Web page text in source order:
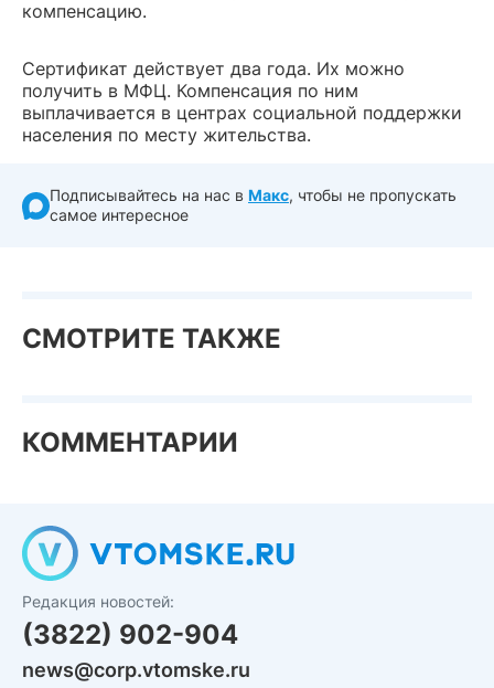
компенсацию.
Сертификат действует два года. Их можно
получить в МФЦ. Компенсация по ним
выплачивается в центрах социальной поддержки
населения по месту жительства.
Подписывайтесь на нас в Макс, чтобы не пропускать
самое интересное
СМОТРИТЕ ТАКЖЕ
КОММЕНТАРИИ
Редакция новостей:
(3822) 902-904
news@corp.vtomske.ru